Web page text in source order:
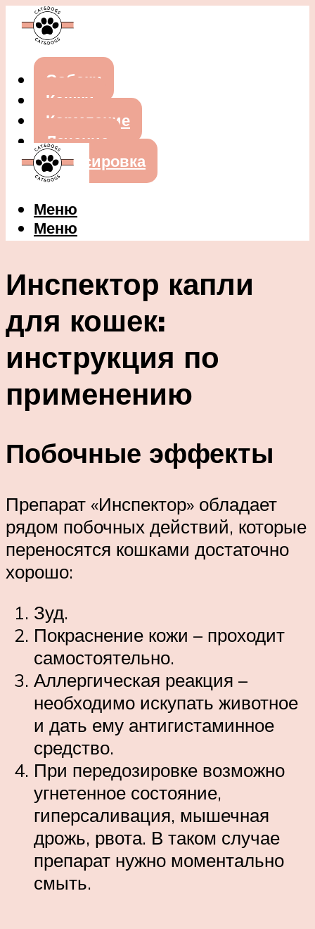
Собаки
Кошки
Кормление
Лечение
Дрессировка
Меню
Меню
Инспектор капли
для кошек:
инструкция по
применению
Побочные эффекты
Препарат «Инспектор» обладает
рядом побочных действий, которые
переносятся кошками достаточно
хорошо:
Зуд.
Покраснение кожи – проходит
самостоятельно.
Аллергическая реакция –
необходимо искупать животное
и дать ему антигистаминное
средство.
При передозировке возможно
угнетенное состояние,
гиперсаливация, мышечная
дрожь, рвота. В таком случае
препарат нужно моментально
смыть.